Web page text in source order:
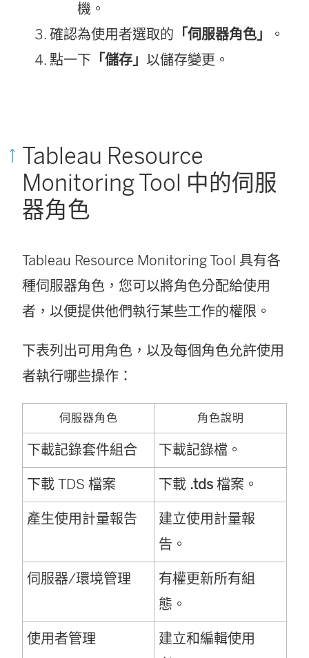
機。
確認為使用者選取的 「伺服器角色」
。
點一下 「儲存」 以儲存變更。
Tableau Resource
Monitoring Tool 中的伺服
器角色
Tableau Resource Monitoring Tool 具有各
種伺服器角色，您可以將角色分配給使用
者，以便提供他們執行某些工作的權限。
下表列出可用角色，以及每個角色允許使用
者執行哪些操作：
伺服器角色 角色說明
下載記錄套件組合 下載記錄檔。
下載 TDS 檔案 下載 .tds 檔案。
產生使用計量報告
建立使用計量報
告。
伺服器/環境管理
有權更新所有組
態。
使用者管理
建立和編輯使用